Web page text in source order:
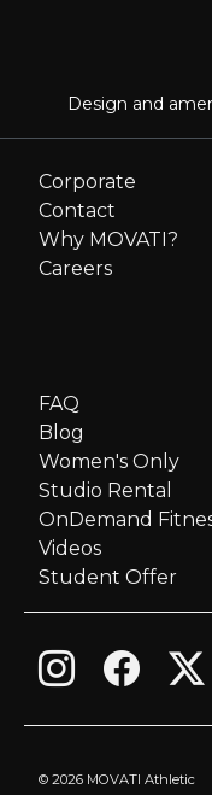
Design and
Corporate
Contact
Why MOVATI?
Careers
FAQ
Blog
Women's Only
Studio Rental
OnDemand
Videos
Student Offer
© 2026 MOVATI Athletic